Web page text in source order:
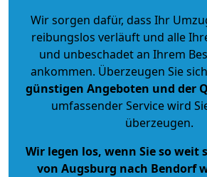
Wir sorgen dafür, dass Ihr
reibungslos verläuft und alle
und unbeschadet an Ihrem
ankommen. Überzeugen Sie
günstigen Angeboten und der
umfassender Service wird
überzeugen.
Wir legen los, wenn Sie so weit
von Augsburg nach Bendorf